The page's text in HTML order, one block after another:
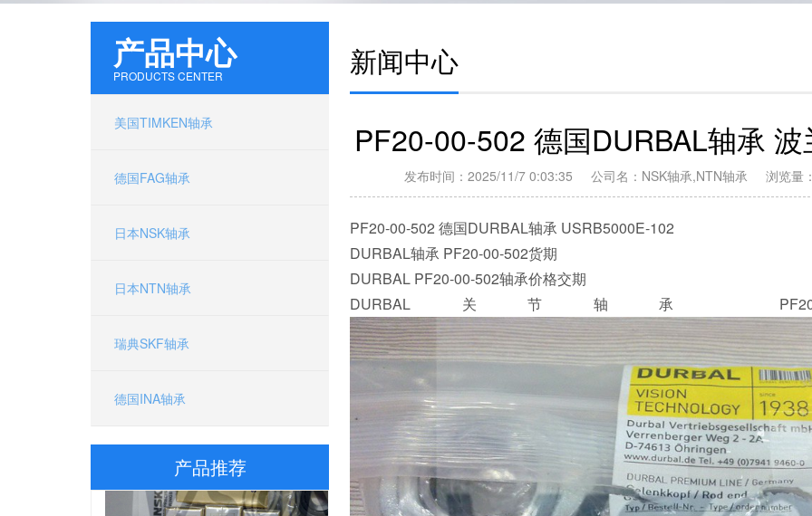
产品中心
PRODUCTS CENTER
美国TIMKEN轴承
德国FAG轴承
日本NSK轴承
日本NTN轴承
瑞典SKF轴承
德国INA轴承
产品推荐
RCJT50-XL-N-FA125 德国FAG轴承 原装KAYDON
新闻中心
PF20-00-502 德国DURBAL轴承
发布时间：2025/11/7 0:03:35 公司名：NSK轴承,NTN轴承 浏览量
PF20-00-502 德国DURBAL轴承 USRB5000E-102
DURBAL轴承 PF20-00-502货期
DURBAL PF20-00-502轴承价格交期
DURBAL关节轴承